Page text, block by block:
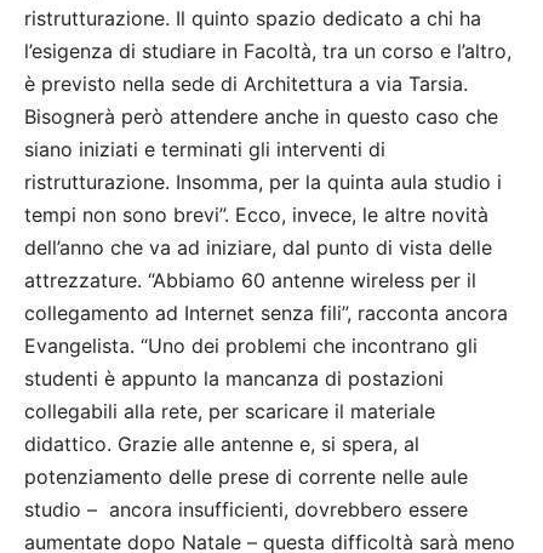
ristrutturazione. Il quinto spazio dedicato a chi ha
l’esigenza di studiare in Facoltà, tra un corso e l’altro,
è previsto nella sede di Architettura a via Tarsia.
Bisognerà però attendere anche in questo caso che
siano iniziati e terminati gli interventi di
ristrutturazione. Insomma, per la quinta aula studio i
tempi non sono brevi”. Ecco, invece, le altre novità
dell’anno che va ad iniziare, dal punto di vista delle
attrezzature. “Abbiamo 60 antenne wireless per il
collegamento ad Internet senza fili”, racconta ancora
Evangelista. “Uno dei problemi che incontrano gli
studenti è appunto la mancanza di postazioni
collegabili alla rete, per scaricare il materiale
didattico. Grazie alle antenne e, si spera, al
potenziamento delle prese di corrente nelle aule
studio – ancora insufficienti, dovrebbero essere
aumentate dopo Natale – questa difficoltà sarà meno